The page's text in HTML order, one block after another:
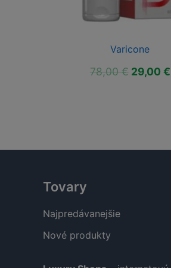
Varicone
78,00€ Pôvodná
29,00 €
Tovary
Najpredávanejšie
Nové produkty